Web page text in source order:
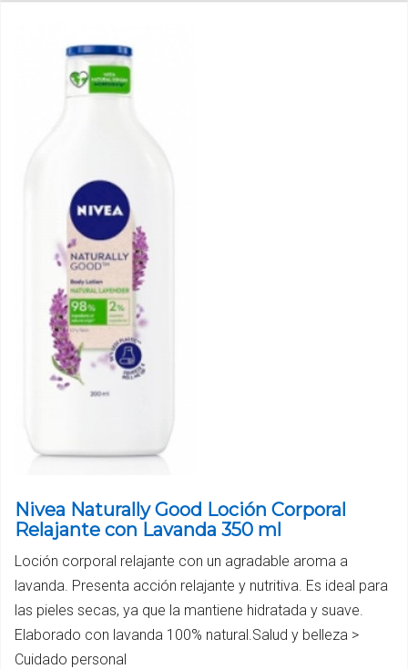
Nivea Naturally Good Loción Corporal
Relajante con Lavanda 350 ml
Loción corporal relajante con un agradable aroma a
lavanda. Presenta acción relajante y nutritiva. Es ideal para
las pieles secas, ya que la mantiene hidratada y suave.
Elaborado con lavanda 100% natural.Salud y belleza >
Cuidado personal